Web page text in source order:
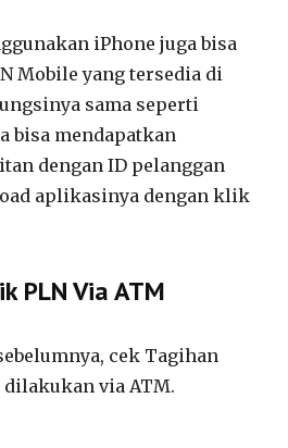
iPhone juga bisa
Mobile yang tersedia di
sama seperti
bisa mendapatkan
dengan ID pelanggan
aplikasinya dengan klik
PLN Via ATM
cek Tagihan
via ATM.